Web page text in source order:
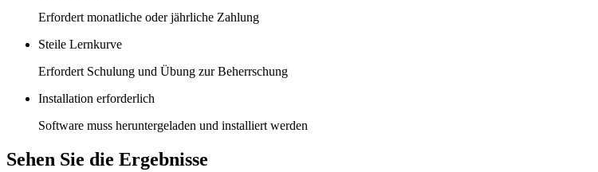
Erfordert monatliche oder jährliche Zahlung
Steile Lernkurve
Erfordert Schulung und Übung zur Beherrschung
Installation erforderlich
Software muss heruntergeladen und installiert werden
Sehen Sie die Ergebnisse